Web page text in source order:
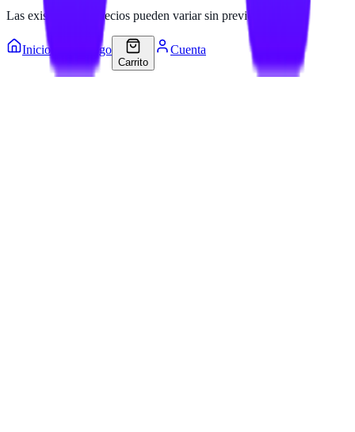
Las existencias y precios pueden variar sin previo aviso.
Inicio Catálogo
Carrito
Cuenta